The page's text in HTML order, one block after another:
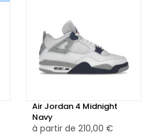
Air Jordan 4 Midnight
Navy
à partir de 210,00 €